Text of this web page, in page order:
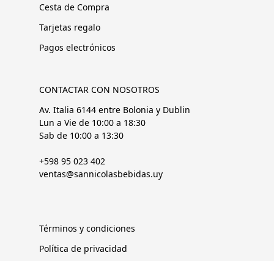
Cesta de Compra
Tarjetas regalo
Pagos electrónicos
CONTACTAR CON NOSOTROS
Av. Italia 6144 entre Bolonia y Dublin
Lun a Vie de 10:00 a 18:30
Sab de 10:00 a 13:30
+598 95 023 402
ventas@sannicolasbebidas.uy
Términos y condiciones
Política de privacidad